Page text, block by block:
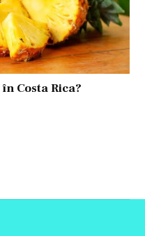
Costa Rica?